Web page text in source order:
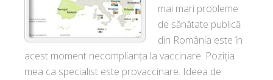
mai mari probleme
de sănătate publică
din România este în
acest moment necomplianța la vaccinare. Poziția
mea ca specialist este provaccinare. Ideea de